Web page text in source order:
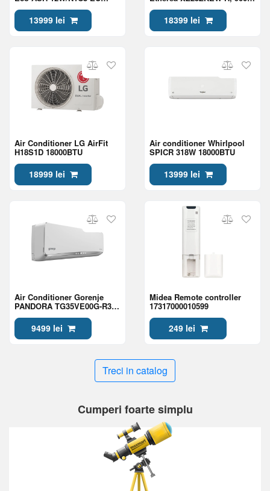
13999 lei Black18399 lei
Air Conditioner LG AirFit
H18S1D 18000BTU
18999 lei
Air conditioner Whirlpool
SPICR 318W 18000BTU
13999 lei
Air Conditioner Gorenje
PANDORA TG35VE00G-R32
9499 lei
Midea Remote controller
17317000010599
249 lei
Treci in catalog
Cumperi foarte simplu